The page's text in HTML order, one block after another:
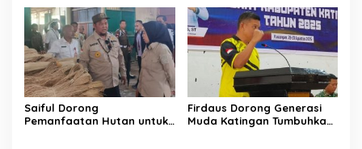
Saiful Dorong
Pemanfaatan Hutan untuk
Firdaus Dorong Generasi
Muda Katingan Tumbuhkan